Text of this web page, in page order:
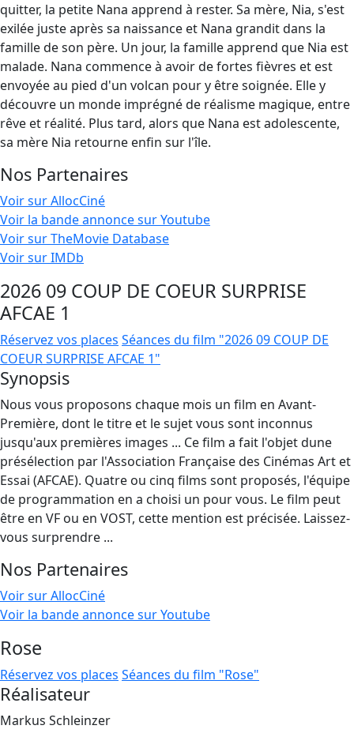
quitter, la petite Nana apprend à rester. Sa mère, Nia, s'est
exilée juste après sa naissance et Nana grandit dans la
famille de son père. Un jour, la famille apprend que Nia est
malade. Nana commence à avoir de fortes fièvres et est
envoyée au pied d'un volcan pour y être soignée. Elle y
découvre un monde imprégné de réalisme magique, entre
rêve et réalité. Plus tard, alors que Nana est adolescente,
sa mère Nia retourne enfin sur l'île.
Nos Partenaires
Voir sur AllocCiné
Voir la bande annonce sur Youtube
Voir sur TheMovie Database
Voir sur IMDb
2026 09 COUP DE COEUR SURPRISE
AFCAE 1
Réservez vos places Séances du film "2026 09 COUP DE
COEUR SURPRISE AFCAE 1"
Synopsis
Nous vous proposons chaque mois un film en Avant-
Première, dont le titre et le sujet vous sont inconnus
jusqu'aux premières images ... Ce film a fait l'objet dune
présélection par l'Association Française des Cinémas Art et
Essai (AFCAE). Quatre ou cinq films sont proposés, l'équipe
de programmation en a choisi un pour vous. Le film peut
être en VF ou en VOST, cette mention est précisée. Laissez-
vous surprendre ...
Nos Partenaires
Voir sur AllocCiné
Voir la bande annonce sur Youtube
Rose
Réservez vos places Séances du film "Rose"
Réalisateur
Markus Schleinzer